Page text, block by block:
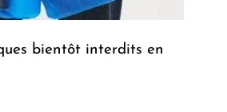
bientôt interdits en